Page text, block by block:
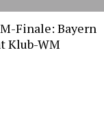
Finale: Bayern
Klub-WM